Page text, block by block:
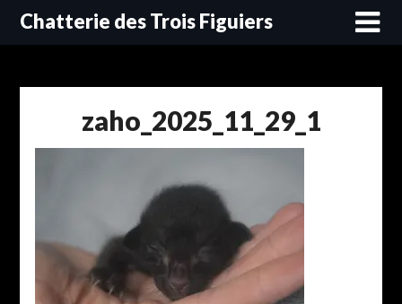
SkipChatterie des Trois Figuiers
zaho_2025_11_29_1